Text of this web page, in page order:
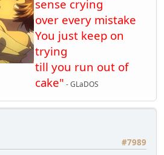
sense crying
over every mistake
You just keep on
trying
till you run out of
cake" - GLaDOS
#7989